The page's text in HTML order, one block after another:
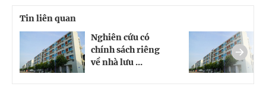
Tin liên quan
Nghiên cứu có
chính sách riêng
về nhà lưu ...